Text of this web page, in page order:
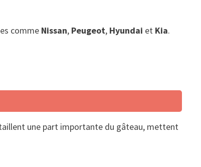
comme Nissan, Peugeot, Hyundai et Kia.
taillent une part importante du gâteau, mettent